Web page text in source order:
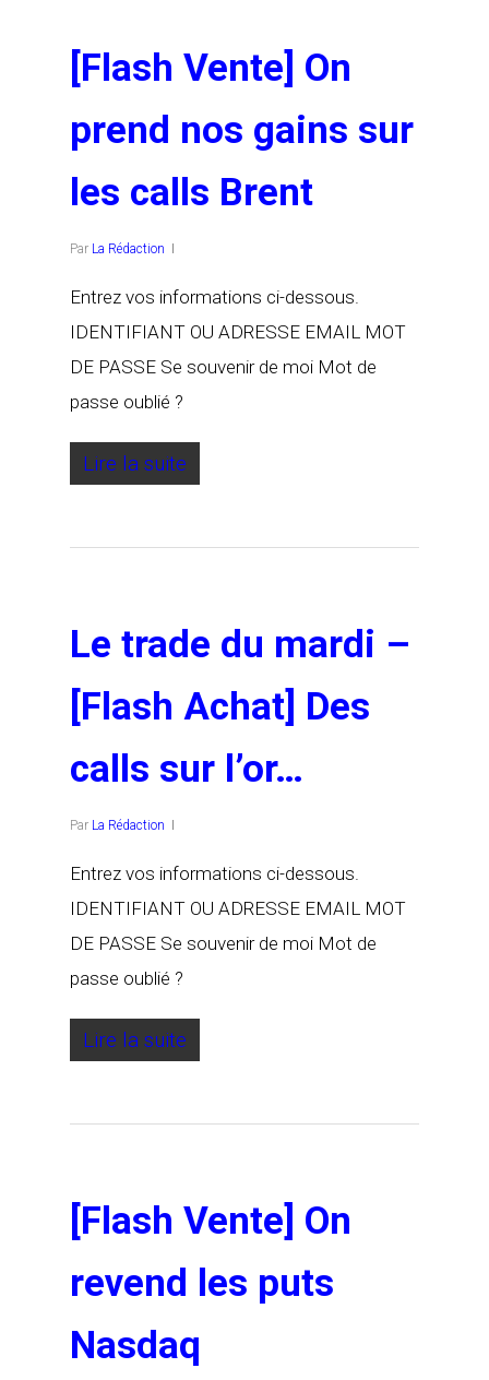
[Flash Vente] On
prend nos gains sur
les calls Brent
Par La Rédaction
Entrez vos informations ci-dessous.
IDENTIFIANT OU ADRESSE EMAIL MOT
DE PASSE Se souvenir de moi Mot de
passe oublié ?
Lire la suite
Le trade du mardi –
[Flash Achat] Des
calls sur l’or…
Par La Rédaction
Entrez vos informations ci-dessous.
IDENTIFIANT OU ADRESSE EMAIL MOT
DE PASSE Se souvenir de moi Mot de
passe oublié ?
Lire la suite
[Flash Vente] On
revend les puts
Nasdaq